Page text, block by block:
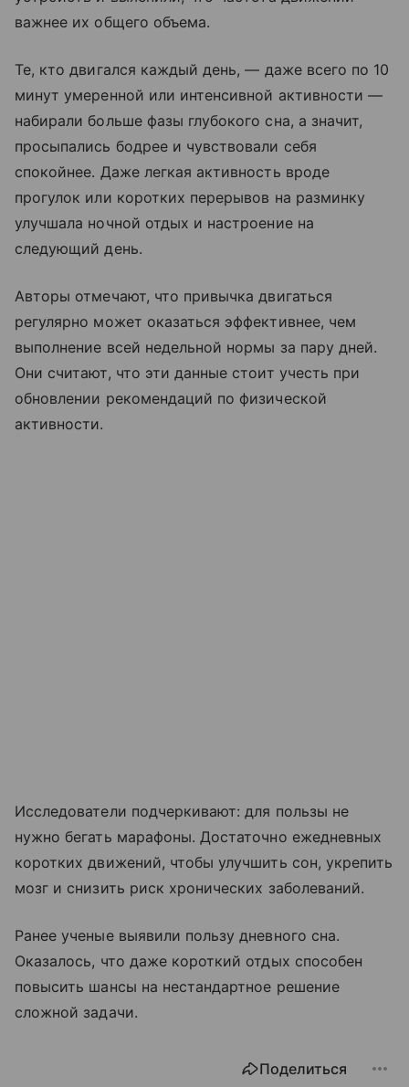
важнее их общего объема.
Те, кто двигался каждый день, — даже всего по 10
минут умеренной или интенсивной активности —
набирали больше фазы глубокого сна, а значит,
просыпались бодрее и чувствовали себя
спокойнее. Даже легкая активность вроде
прогулок или коротких перерывов на разминку
улучшала ночной отдых и настроение на
следующий день.
Авторы отмечают, что привычка двигаться
регулярно может оказаться эффективнее, чем
выполнение всей недельной нормы за пару дней.
Они считают, что эти данные стоит учесть при
обновлении рекомендаций по физической
активности.
Исследователи подчеркивают: для пользы не
нужно бегать марафоны. Достаточно ежедневных
коротких движений, чтобы улучшить сон, укрепить
мозг и снизить риск хронических заболеваний.
Ранее ученые выявили пользу дневного сна.
Оказалось, что даже короткий отдых способен
повысить шансы на нестандартное решение
сложной задачи.
Поделиться